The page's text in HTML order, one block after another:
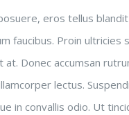
eros tellus
faucibus. Proin ultricies
Donec accumsan
lectus.
in convallis odio. Ut